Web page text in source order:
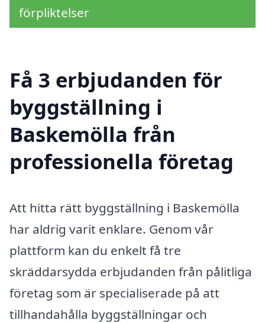
förpliktelser
Få 3 erbjudanden för
byggställning i
Baskemölla från
professionella företag
Att hitta rätt byggställning i Baskemölla
har aldrig varit enklare. Genom vår
plattform kan du enkelt få tre
skräddarsydda erbjudanden från pålitliga
företag som är specialiserade på att
tillhandahålla byggställningar och